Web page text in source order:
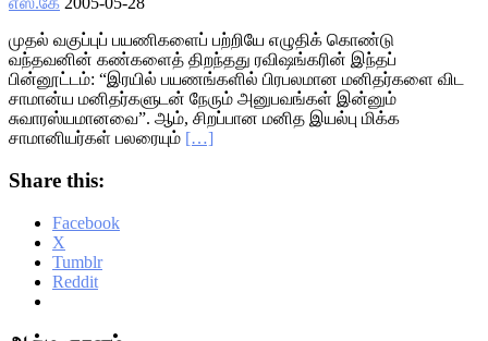
முதல் வகுப்புப் பயணிகளைப் பற்றியே எழுதிக் கொண்டு
வந்தவனின் கண்களைத் திறந்தது ரவிஷங்கரின் இந்தப்
பின்னூட்டம்: “இரயில் பயணங்களில் பிரபலமான மனிதர்களை விட
சாமான்ய மனிதர்களுடன் நேரும் அனுபவங்கள் இன்னும்
சுவாரஸ்யமானவை”. ஆம், சிறப்பான மனித இயல்பு மிக்க
சாமானியர்கள் பலரையும் […]
Share this:
Facebook
X
Tumblr
Reddit